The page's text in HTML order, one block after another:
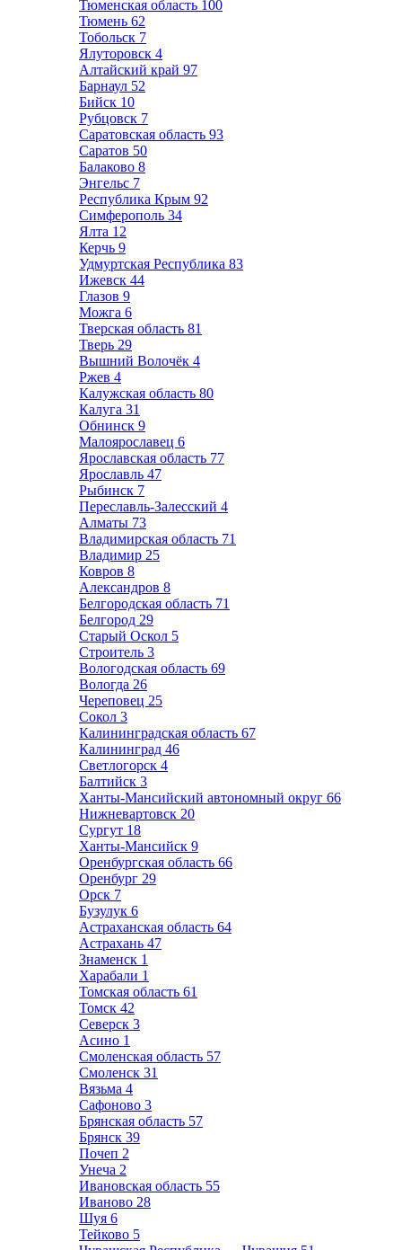
Тюменская область 100
Тюмень 62
Тобольск 7
Ялуторовск 4
Алтайский край 97
Барнаул 52
Бийск 10
Рубцовск 7
Саратовская область 93
Саратов 50
Балаково 8
Энгельс 7
Республика Крым 92
Симферополь 34
Ялта 12
Керчь 9
Удмуртская Республика 83
Ижевск 44
Глазов 9
Можга 6
Тверская область 81
Тверь 29
Вышний Волочёк 4
Ржев 4
Калужская область 80
Калуга 31
Обнинск 9
Малоярославец 6
Ярославская область 77
Ярославль 47
Рыбинск 7
Переславль-Залесский 4
Алматы 73
Владимирская область 71
Владимир 25
Ковров 8
Александров 8
Белгородская область 71
Белгород 29
Старый Оскол 5
Строитель 3
Вологодская область 69
Вологда 26
Череповец 25
Сокол 3
Калининградская область 67
Калининград 46
Светлогорск 4
Балтийск 3
Ханты-Мансийский автономный округ 66
Нижневартовск 20
Сургут 18
Ханты-Мансийск 9
Оренбургская область 66
Оренбург 29
Орск 7
Бузулук 6
Астраханская область 64
Астрахань 47
Знаменск 1
Харабали 1
Томская область 61
Томск 42
Северск 3
Асино 1
Смоленская область 57
Смоленск 31
Вязьма 4
Сафоново 3
Брянская область 57
Брянск 39
Почеп 2
Унеча 2
Ивановская область 55
Иваново 28
Шуя 6
Тейково 5